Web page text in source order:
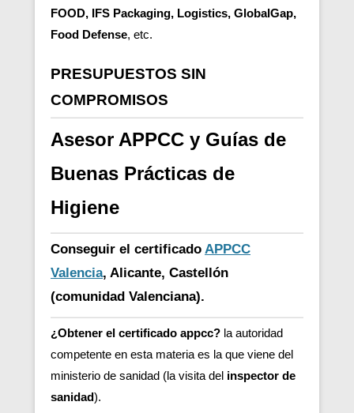
FOOD, IFS Packaging, Logistics, GlobalGap,
Food Defense, etc.
PRESUPUESTOS SIN
COMPROMISOS
Asesor APPCC y Guías de
Buenas Prácticas de
Higiene
Conseguir el certificado APPCC
Valencia, Alicante, Castellón
(comunidad Valenciana).
¿Obtener el certificado appcc? la autoridad
competente en esta materia es la que viene del
ministerio de sanidad (la visita del inspector de
sanidad).